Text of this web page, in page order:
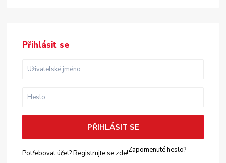
Přihlásit se
PŘIHLÁSIT SE
Potřebovat účet? Registrujte se zde!Zapomenuté heslo?